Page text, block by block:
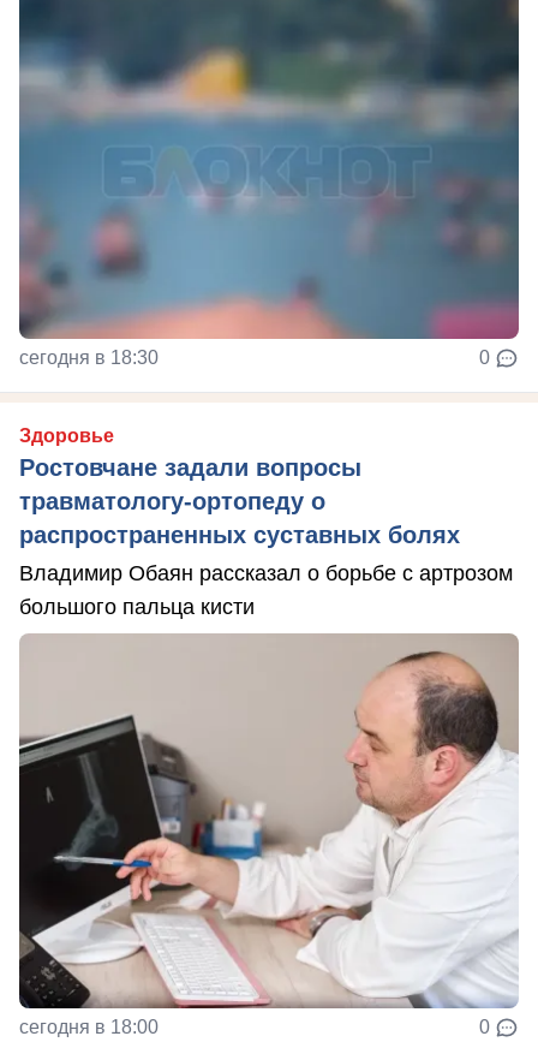
сегодня в 18:30 0
Здоровье
Ростовчане задали вопросы
травматологу-ортопеду о
распространенных суставных болях
Владимир Обаян рассказал о борьбе с артрозом
большого пальца кисти
сегодня в 18:00 0